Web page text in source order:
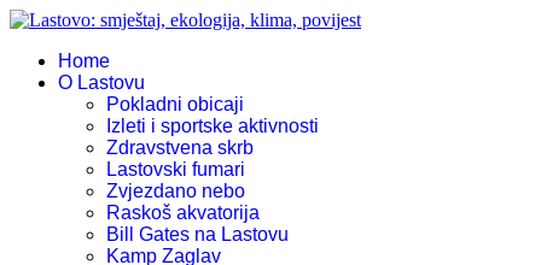
Home
O Lastovu
Pokladni obicaji
Izleti i sportske aktivnosti
Zdravstvena skrb
Lastovski fumari
Zvjezdano nebo
Raskoš akvatorija
Bill Gates na Lastovu
Kamp Zaglav